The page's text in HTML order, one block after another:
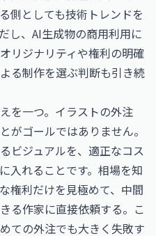
側としても技術トレンドを
し、AI生成物の商用利用に
リジナリティや権利の明確
る制作を選ぶ判断も引き続
を一つ。イラストの外注
がゴールではありません。
ビジュアルを、適正なコス
入れることです。相場を知
権利だけを見極めて、中間
る作家に直接依頼する。こ
ての外注でも大きく失敗す